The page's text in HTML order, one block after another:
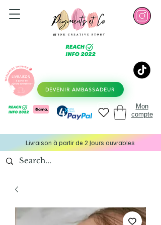
DEVENIR AMBASSADEUR
Mon
compte
Livraison à partir de 2 Jours ouvrables